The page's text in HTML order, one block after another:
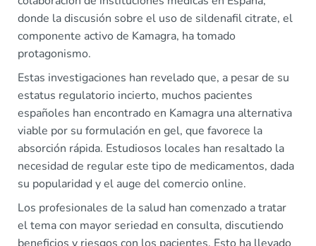
donde la discusión sobre el uso de sildenafil citrate, el
componente activo de Kamagra, ha tomado
protagonismo.
Estas investigaciones han revelado que, a pesar de su
estatus regulatorio incierto, muchos pacientes
españoles han encontrado en Kamagra una alternativa
viable por su formulación en gel, que favorece la
absorción rápida. Estudiosos locales han resaltado la
necesidad de regular este tipo de medicamentos, dada
su popularidad y el auge del comercio online.
Los profesionales de la salud han comenzado a tratar
el tema con mayor seriedad en consulta, discutiendo